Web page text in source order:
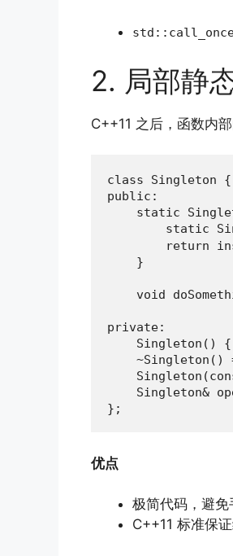
2. 局部静
C++11 之后，函数内
class Singleton {
public:
static
static
return
    }
void
private:
Singleton()
~Singleton()
Singleton&
};
优点
极简代码，避
C++11 标准保